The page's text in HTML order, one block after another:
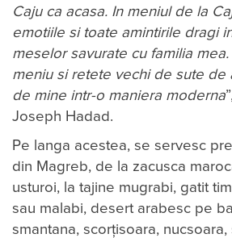
Caju ca acasa. In meniul de la
emotiile si toate amintirile dragi
meselor savurate cu familia
meniu si retete vechi de sute de
de mine intr-o maniera moderna
Joseph Hadad.
Pe langa acestea, se servesc
din Magreb, de la zacusca
usturoi, la tajine mugrabi, gatit
sau malabi, desert arabesc pe
smantana, scorțisoara,